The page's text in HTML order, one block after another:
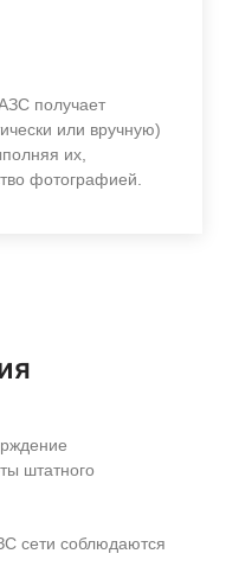
получает
или вручную)
их,
фотографией.
штатного
сети соблюдаются